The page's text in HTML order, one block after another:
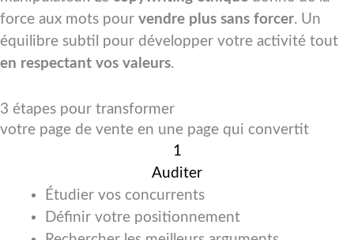
force aux mots pour vendre plus sans forcer. Un
équilibre subtil pour développer votre activité tout
en respectant vos valeurs.
3 étapes pour transformer
votre page de vente en une page qui convertit
1
Auditer
Étudier vos concurrents
Définir votre positionnement